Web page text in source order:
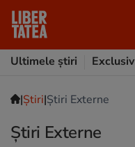
Ultimele știri
Exclusiv
|Ştiri|Știri Externe
Știri Externe